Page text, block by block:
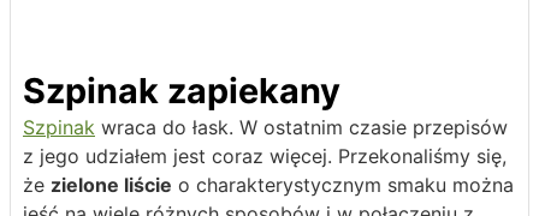
Szpinak zapiekany
Szpinak wraca do łask. W ostatnim czasie przepisów
z jego udziałem jest coraz więcej. Przekonaliśmy się,
że zielone liście o charakterystycznym smaku można